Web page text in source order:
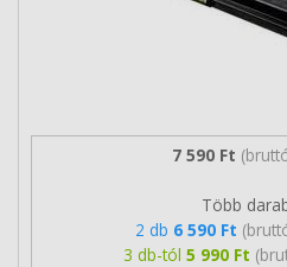
7 590 Ft
Több
2 db 6 590 Ft
3 db-tól 5 990 Ft